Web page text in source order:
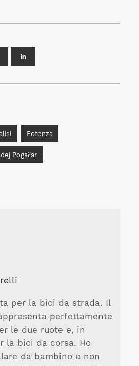
Potenza
Pogačar
per la bici da strada. Il
perfettamente
le due ruote e, in
la bici da corsa. Ho
da bambino e non